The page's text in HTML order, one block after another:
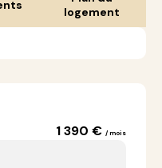
logement
1 390 € / mois